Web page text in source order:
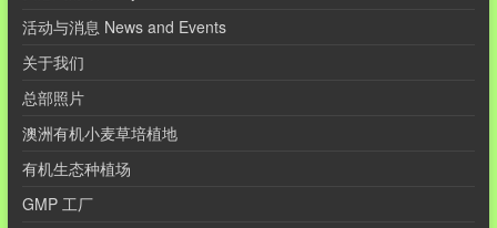
活动与消息 News and Events
关于我们
总部照片
澳洲有机小麦草培植地
有机生态种植场
GMP 工厂